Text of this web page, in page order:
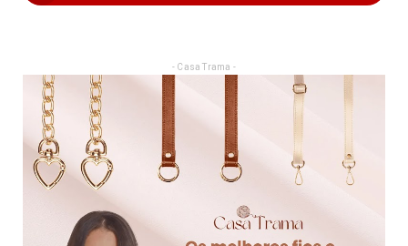
- Casa Trama -